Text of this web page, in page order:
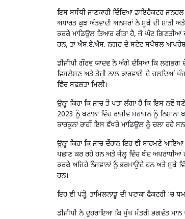
ਇਸ ਸਬੰਧੀ ਜਾਣਕਾਰੀ ਦਿੰਦਿਆਂ ਡਾਇਰੈਕਟਰ
ਅਧਾਰਤ ਕੁਝ ਅੱਤਵਾਦੀ ਅਨਸਰਾਂ ਨੇ ਸੂਬੇ ਦੀ ਸ਼ਾਂਤੀ
ਕਰਕੇ ਮਾਡਿਊਲ ਤਿਆਰ ਕੀਤਾ ਹੈ, ਜੋ ਘੱਟ ਗਿਣਤੀਆਂ
ਹਨ, ਤਾਂ ਐਸ.ਏ.ਐਸ. ਨਗਰ ਦੇ ਸਟੇਟ ਸਪੈਸ਼ਲ
ਡੀਜੀਪੀ ਗੌਰਵ ਯਾਦਵ ਨੇ ਅੱਗੇ ਦੱਸਿਆ ਕਿ ਲਗਭਗ
ਵਿਸ਼ਲੇਸ਼ਣ ਅਤੇ ਤੇਜ਼ੀ ਨਾਲ ਕਾਰਵਾਈ ਦੇ ਚਲਦਿਆਂ
ਵਿੱਚ ਸਫ਼ਲਤਾ ਮਿਲੀ।
ਉਨ੍ਹਾਂ ਕਿਹਾ ਕਿ ਜਾਂਚ ਤੋਂ ਪਤਾ ਲੱਗਾ ਹੈ ਕਿ ਇਸ ਨਵੇਂ
2023 ਨੂੰ ਬਟਾਲਾ ਵਿੱਚ ਰਾਜੀਵ ਮਹਾਜਨ ਨੂੰ
ਕਾਰਕੁਨਾਂ ਰਾਹੀਂ ਇਸ ਵੱਖਰੇ ਮਾਡਿਊਲ ਨੂੰ ਚਲਾ ਰਹੇ
ਉਨ੍ਹਾਂ ਕਿਹਾ ਕਿ ਜਾਂਚ ਦੌਰਾਨ ਇਹ ਵੀ ਸਾਹਮਣੇ
ਪਛਾਣ ਕਰ ਰਹੇ ਹਨ ਅਤੇ ਜੇਲ੍ਹ ਵਿੱਚ ਬੰਦ ਅਪਰਾਧੀਆਂ
ਕਰਕੇ ਅਜਿਹੇ ਨੌਜਵਾਨਾਂ ਨੂੰ ਭਰਮਾਉਂਦੇ ਹਨ ਅਤੇ ਸੂਬੇ
ਹਨ।
ਇਹ ਵੀ ਪੜ੍ਹੋ: ਤਾਮਿਲਨਾਡੂ ਦੀ ਪਟਾਕਾ ਫੈਕਟਰੀ ‘ਚ
ਡੀਜੀਪੀ ਨੇ ਦੁਹਰਾਇਆ ਕਿ ਮੁੱਖ ਮੰਤਰੀ ਭਗਵੰਤ